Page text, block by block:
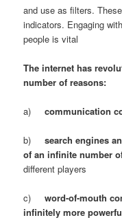
and use as filters.
indicators. Engaging
people is vital
The internet has
number of reasons:
a)communication
b)search engines
of an infinite number
different players
c)word-of-mouth
infinitely more